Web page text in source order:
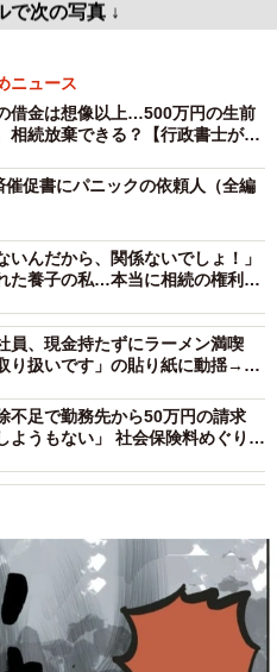
で次の写真 ↓
ニュース
借金は想像以上…500万円の生前
相続放棄できる？【行政書士が解
催促書にパニックの依頼人（全編
いんだから、関係ないでしょ！」
た養子の私…本当に相続の権利は
員、現金持たずにラーメン満喫
り扱いです」の貼り紙に動揺→店
不足で勤務先から50万円の請求
ようもない」 社会保険料めぐり同